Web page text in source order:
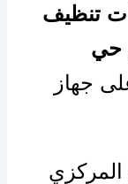
تنظيف
حي
جهاز